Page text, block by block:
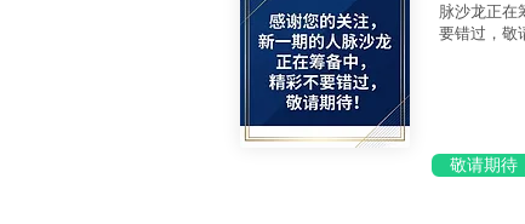
脉沙龙正在
要错过，敬
敬请期待